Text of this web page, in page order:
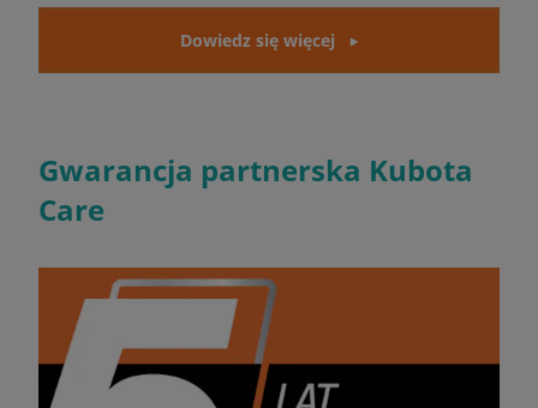
Dowiedz się więcej
Gwarancja partnerska Kubota
Care